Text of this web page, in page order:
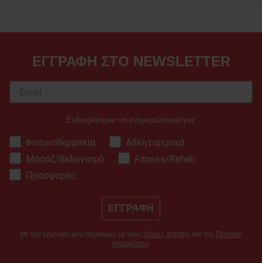
ΕΓΓΡΑΦΗ ΣΤΟ NEWSLETTER
Ενδιαφέρομαι να ενημερώνομαι για:
Φυσικοθεραπεία
Αθλητιατρικά
Μασάζ/Βελονισμό
Fitness/Rehab
Προσφορές
ΕΓΓΡΑΦΗ
Με την εγγραφή μου συμφωνώ με τους Όρους Χρήσης και την Πολιτική
Απορρήτου.